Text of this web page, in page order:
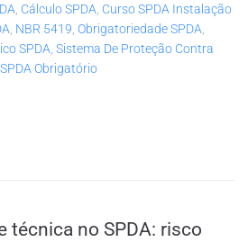
, Cálculo SPDA, Curso SPDA Instalação
, NBR 5419, Obrigatoriedade SPDA,
SPDA, Sistema De Proteção Contra
SPDA Obrigatório
técnica no SPDA: risco